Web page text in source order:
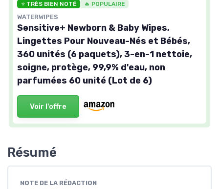
⭐ TRÈS BIEN NOTÉ 🔥 POPULAIRE
WATERWIPES
Sensitive+ Newborn & Baby Wipes,
Lingettes Pour Nouveau-Nés et Bébés,
360 unités (6 paquets), 3-en-1 nettoie,
soigne, protège, 99,9% d'eau, non
parfumées 60 unité (Lot de 6)
Voir l'offre
Résumé
NOTE DE LA RÉDACTION